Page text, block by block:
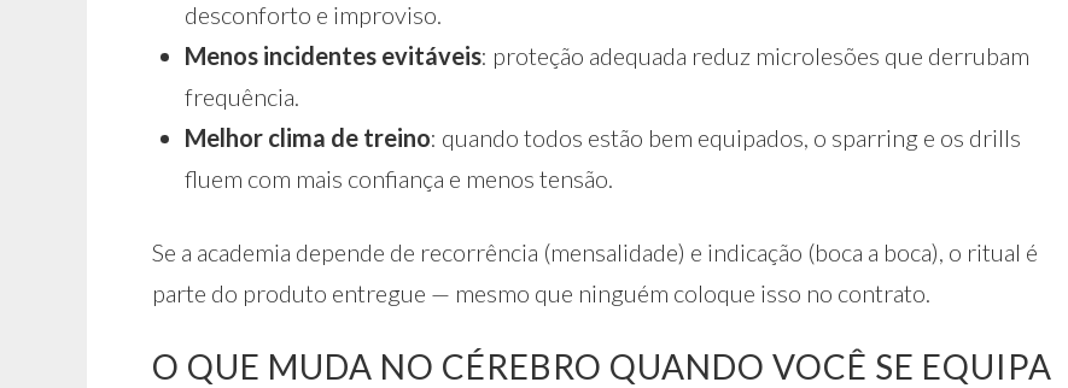
desconforto e improviso.
Menos incidentes evitáveis: proteção adequada reduz microlesões que derrubam
frequência.
Melhor clima de treino: quando todos estão bem equipados, o sparring e os drills
fluem com mais confiança e menos tensão.
Se a academia depende de recorrência (mensalidade) e indicação (boca a boca), o ritual é
parte do produto entregue — mesmo que ninguém coloque isso no contrato.
O QUE MUDA NO CÉREBRO QUANDO VOCÊ SE EQUIPA